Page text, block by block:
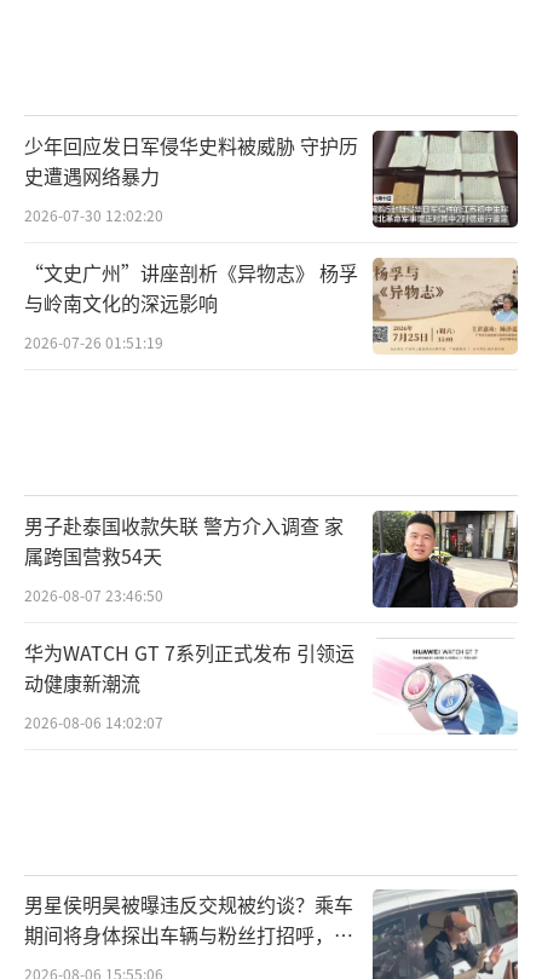
少年回应发日军侵华史料被威胁 守护历
史遭遇网络暴力
2026-07-30 12:02:20
“文史广州”讲座剖析《异物志》 杨孚
与岭南文化的深远影响
2026-07-26 01:51:19
男子赴泰国收款失联 警方介入调查 家
属跨国营救54天
2026-08-07 23:46:50
华为WATCH GT 7系列正式发布 引领运
动健康新潮流
2026-08-06 14:02:07
男星侯明昊被曝违反交规被约谈？乘车
期间将身体探出车辆与粉丝打招呼，当
地交警回应
2026-08-06 15:55:06